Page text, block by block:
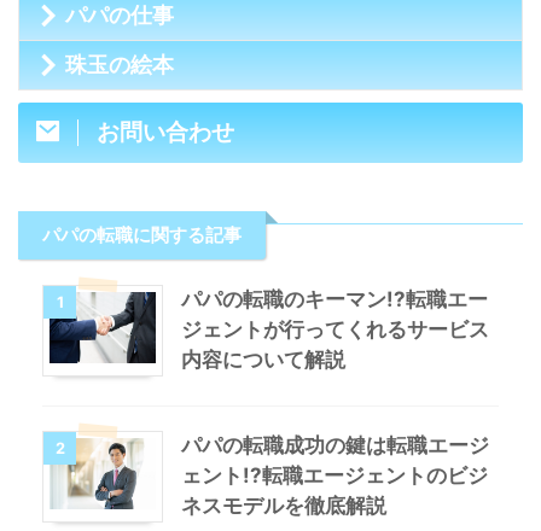
パパの仕事
珠玉の絵本
お問い合わせ
パパの転職に関する記事
1
パパの転職のキーマン!?転職エー
ジェントが行ってくれるサービス
内容について解説
2
パパの転職成功の鍵は転職エージ
ェント!?転職エージェントのビジ
ネスモデルを徹底解説